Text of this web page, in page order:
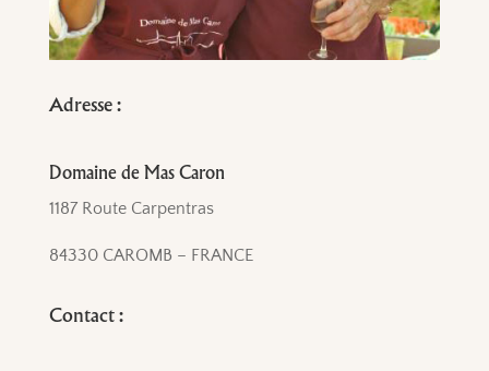
Adresse :
Domaine de Mas Caron
1187 Route Carpentras
84330 CAROMB – FRANCE
Contact :